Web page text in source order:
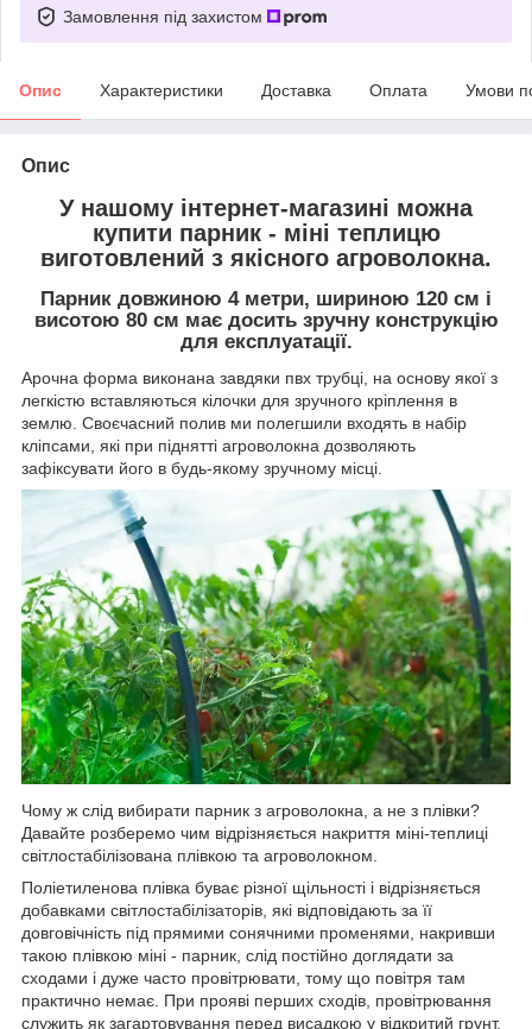
Замовлення під захистом
Опис Характеристики Доставка Оплата Умови
Опис
У нашому інтернет-магазині можна
купити парник - міні теплицю
виготовлений з якісного агроволокна.
Парник довжиною 4 метри, шириною 120 см і
висотою 80 см має досить зручну конструкцію
для експлуатації.
Арочна форма виконана завдяки пвх трубці, на основу якої з
легкістю вставляються кілочки для зручного кріплення в
землю. Своєчасний полив ми полегшили входять в набір
кліпсами, які при піднятті агроволокна дозволяють
зафіксувати його в будь-якому зручному місці.
Чому ж слід вибирати парник з агроволокна, а не з плівки?
Давайте розберемо чим відрізняється накриття міні-теплиці
світлостабілізована плівкою та агроволокном.
Поліетиленова плівка буває різної щільності і відрізняється
добавками світлостабілізаторів, які відповідають за її
довговічність під прямими сонячними променями, накривши
такою плівкою міні - парник, слід постійно доглядати за
сходами і дуже часто провітрювати, тому що повітря там
практично немає. При прояві перших сходів, провітрювання
служить як загартовування перед висадкою у відкритий грунт.